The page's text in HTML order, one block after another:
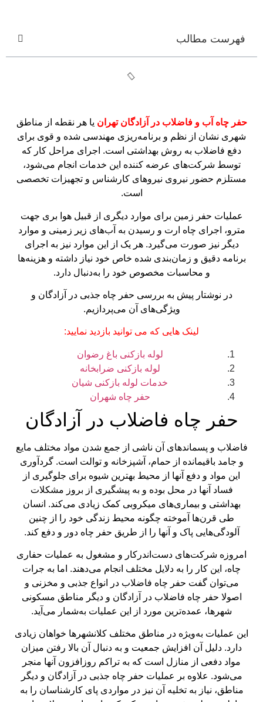
فهرست مطالب
حفر چاه آب و فاضلاب در آزادگان تهران یا هر نقطه از مناطق
شهری نشان از نظم و برنامه‌ریزی مهندسی شده و قوی برای
دفع فاضلاب به روش بهداشتی است. اجرای مراحل کار که
توسط شرکت‌های عرضه کننده این خدمات انجام می‌شود،
مستلزم حضور نیروی نیروهای کارشناس و تجهیزات تخصصی
است.
عملیات حفر زمین برای موارد دیگری از قبیل هوا بری جهت
مترو، اجرای چاه ارت و رسیدن به آب‌های زیر زمینی و موارد
دیگر نیز صورت می‌گیرد. هر یک از این موارد نیز به اجرای
برنامه دقیق و زمان‌بندی شده خاص خود نیاز داشته و هزینه‌ها
و محاسبات مخصوص خود را به‌دنبال دارد.
در نوشتار پیش به بررسی حفر چاه جذبی در آزادگان و
ویژگی‌های آن می‌پردازیم.
لینک هایی که می توانید بازدید نمایید:
لوله بازکنی باغ رضوان
لوله بازکنی ضرابخانه
خدمات لوله بازکنی شیان
حفر چاه شهران
حفر چاه فاضلاب در آزادگان
فاضلاب و پسماندهای آن ناشی از جمع شدن مواد مختلف مایع
و جامد باقیمانده از حمام، آشپزخانه و توالت است. گردآوری
این مواد و دفع آنها از محیط بهترین شیوه برای جلوگیری از
فساد آنها در محل بوده و به پیشگیری از بروز مشکلات
بهداشتی و بیماری‌های میکروبی کمک زیادی می‌کند. انسان
طی قرن‌ها آموخته چگونه محیط زندگی خود را از چنین
آلودگی‌هایی پاک و آنها را از طریق حفر چاه دور و دفع کند.
امروزه شرکت‌های دست‌اندرکار و مشغول به عملیات حفاری
چاه، این کار را به دلایل مختلف انجام می‌دهند. اما به جرات
می‌توان گفت حفر چاه فاضلاب در انواع جذبی و مخزنی و
اصولا حفر چاه فاضلاب در آزادگان و دیگر مناطق مسکونی
شهرها، عمده‌ترین مورد از این عملیات به‌شمار می‌آید.
این عملیات به‌ویژه در مناطق مختلف کلانشهرها خواهان زیادی
دارد. دلیل آن افزایش جمعیت و به دنبال آن بالا رفتن میزان
مواد دفعی از منازل است که به تراکم روزافزون آنها منجر
می‌شود. علاوه بر عملیات حفر چاه جذبی در آزادگان و دیگر
مناطق، نیاز به تخلیه آن نیز در مواردی پای کارشناسان را به